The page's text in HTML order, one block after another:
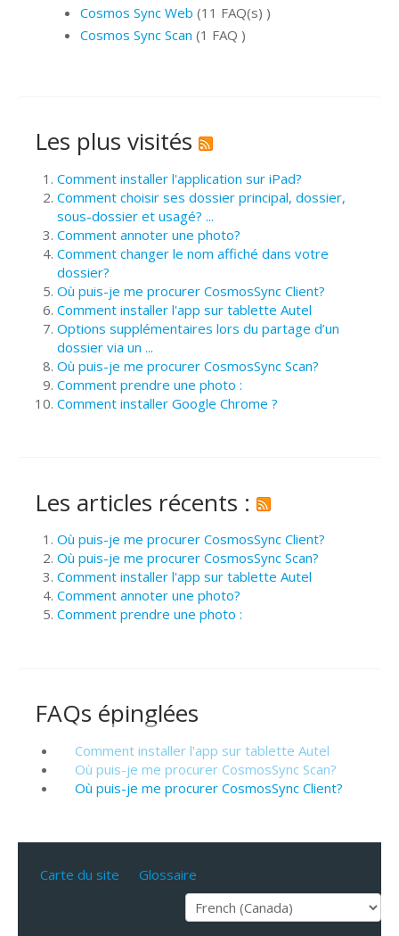
Cosmos Sync Web (11 FAQ(s) )
Cosmos Sync Scan (1 FAQ )
Les plus visités
Comment installer l'application sur iPad?
Comment choisir ses dossier principal, dossier,
sous-dossier et usagé? ...
Comment annoter une photo?
Comment changer le nom affiché dans votre
dossier?
Où puis-je me procurer CosmosSync Client?
Comment installer l'app sur tablette Autel
Options supplémentaires lors du partage d’un
dossier via un ...
Où puis-je me procurer CosmosSync Scan?
Comment prendre une photo :
Comment installer Google Chrome ?
Les articles récents :
Où puis-je me procurer CosmosSync Client?
Où puis-je me procurer CosmosSync Scan?
Comment installer l'app sur tablette Autel
Comment annoter une photo?
Comment prendre une photo :
FAQs épinglées
Comment installer l'app sur tablette Autel
Où puis-je me procurer CosmosSync Scan?
Où puis-je me procurer CosmosSync Client?
Carte du site Glossaire